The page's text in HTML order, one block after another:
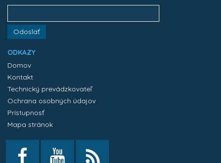
Odoslať
ODKAZY
Domov
Kontakt
Technický prevádzkovateľ
Ochrana osobných údajov
Prístupnosť
Mapa stránok